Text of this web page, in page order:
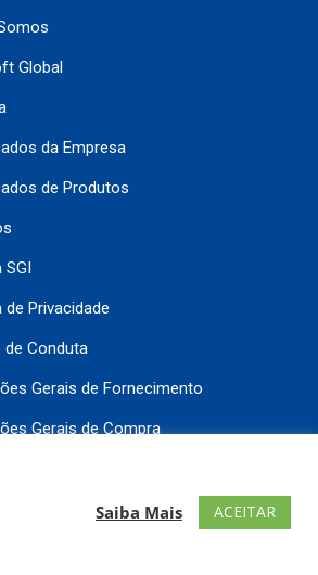
Global
da Empresa
de Produtos
SGI
de Privacidade
de Conduta
Gerais de Fornecimento
Gerais de Compra
Saiba Mais ACEITAR